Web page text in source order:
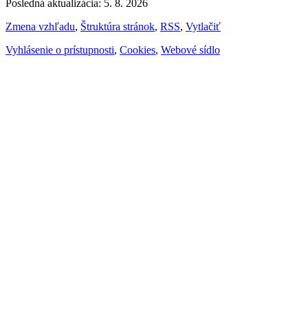
Posledná aktualizácia: 5. 8. 2026
Zmena vzhľadu, Štruktúra stránok, RSS, Vytlačiť
Vyhlásenie o prístupnosti, Cookies, Webové sídlo